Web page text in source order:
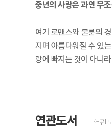
중년의 사랑은 과연 무
여기 로맨스와 불륜의
지며 아름다워질 수 있
랑에 빠지는 것이 아니
연관도서 연관